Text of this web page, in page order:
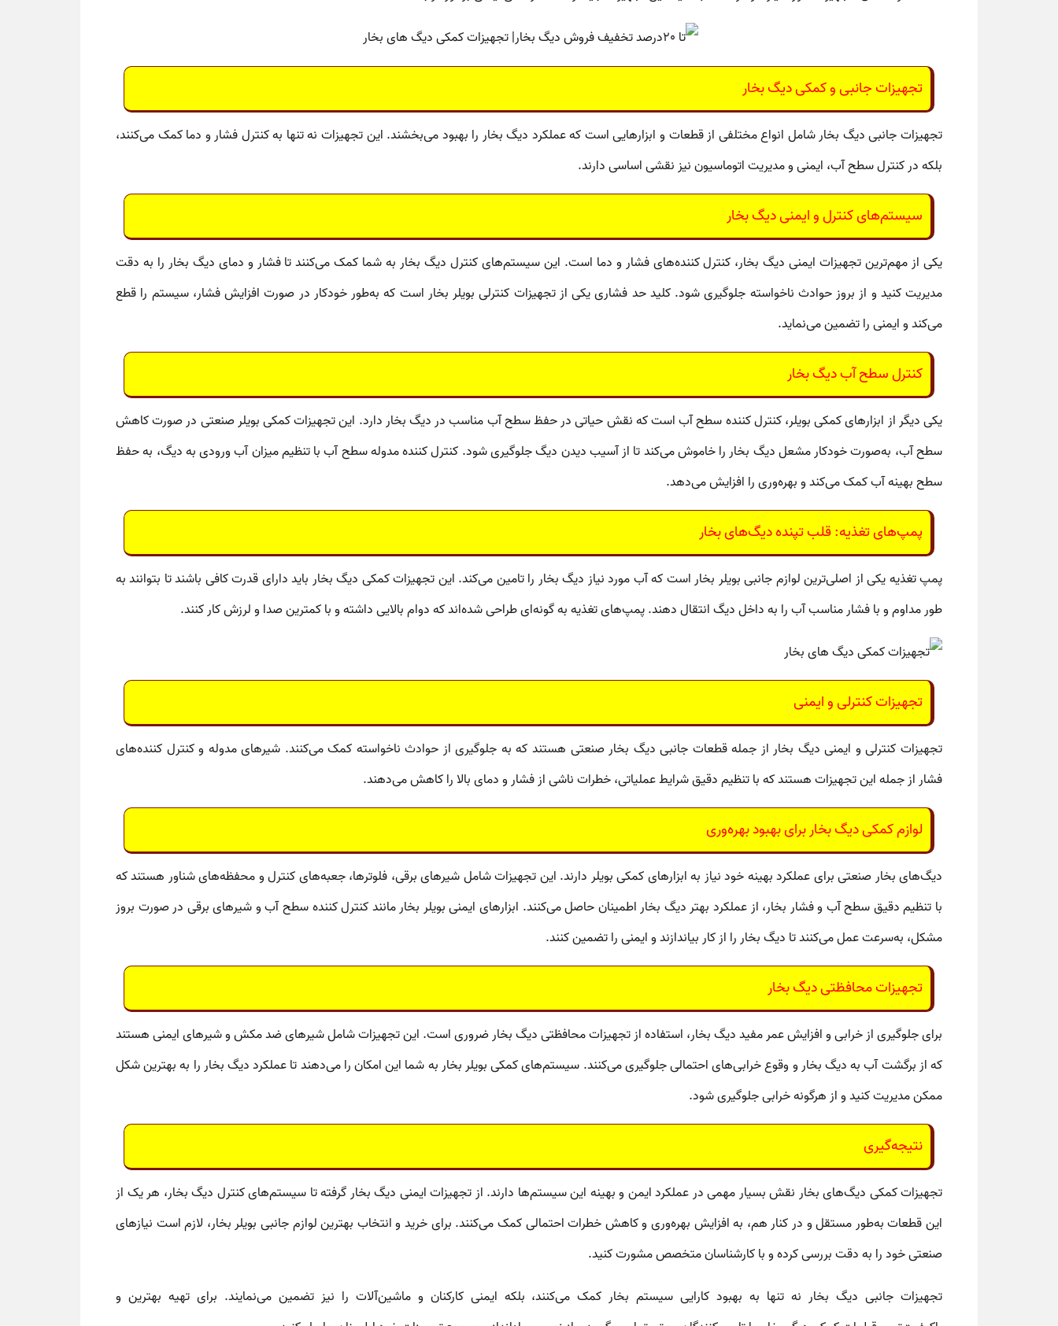
تجهیزات جانبی و کمکی دیگ بخار
تجهیزات جانبی دیگ بخارشامل انواع مختلفی از قطعات و ابزارهایی است که عملکرد دیگ بخار را بهبود می‌بخشند. این تجهیزات نه تنها به کنترل فشار و دما کمک می‌کنند،
بلکه در کنترل سطح آب، ایمنی و مدیریت اتوماسیون نیز نقشی اساسی دارند.
سیستم‌های کنترل و ایمنی دیگ بخار
یکی از مهم‌ترینتجهیزات ایمنی دیگ بخار، کنترل کننده‌های فشار و دما است. اینسیستم‌های کنترل دیگ بخار به شما کمک می‌کنند تا فشار و دمای دیگ بخار را به دقت
مدیریت کنید و از بروز حوادث ناخواسته جلوگیری شود.کلید حد فشارییکی ازتجهیزات کنترلی بویلر بخار است که به‌طور خودکار در صورت افزایش فشار، سیستم را قطع
می‌کند و ایمنی را تضمین می‌نماید.
کنترل سطح آب دیگ بخار
یکی دیگر از ابزارهای کمکی بویلر،کنترل کننده سطح آباست که نقش حیاتی در حفظ سطح آب مناسب در دیگ بخار دارد. اینتجهیزات کمکی بویلر صنعتی در صورت کاهش
سطح آب، به‌صورت خودکار مشعل دیگ بخار را خاموش می‌کند تا از آسیب دیدن دیگ جلوگیری شود. کنترل کننده مدوله سطح آببا تنظیم میزان آب ورودی به دیگ، به حفظ
سطح بهینه آب کمک می‌کند و بهره‌وری را افزایش می‌دهد.
پمپ‌های تغذیه: قلب تپنده دیگ‌های بخار
پمپ تغذیهیکی از اصلی‌ترینلوازم جانبی بویلر بخار است که آب مورد نیاز دیگ بخار را تامین می‌کند. اینتجهیزات کمکی دیگ بخار باید دارای قدرت کافی باشند تا بتوانند به
طور مداوم و با فشار مناسب آب را به داخل دیگ انتقال دهند. پمپ‌های تغذیه به گونه‌ای طراحی شده‌اند که دوام بالایی داشته و با کمترین صدا و لرزش کار کنند.
تجهیزات کنترلی و ایمنی
تجهیزات کنترلی و ایمنی دیگ بخار از جملهقطعات جانبی دیگ بخار صنعتی هستند که به جلوگیری از حوادث ناخواسته کمک می‌کنند. شیرهای مدوله وکنترل کننده‌های
فشار از جمله این تجهیزات هستند که با تنظیم دقیق شرایط عملیاتی، خطرات ناشی از فشار و دمای بالا را کاهش می‌دهند.
لوازم کمکی دیگ بخار برای بهبود بهره‌وری
دیگ‌های بخار صنعتی برای عملکرد بهینه خود نیاز بهابزارهای کمکی بویلر دارند. این تجهیزات شاملشیرهای برقی، فلوترها،جعبه‌های کنترلومحفظه‌های شناور هستند که
با تنظیم دقیق سطح آب و فشار بخار، از عملکرد بهتر دیگ بخار اطمینان حاصل می‌کنند. ابزارهای ایمنی بویلر بخارمانندکنترل کننده سطح آبوشیرهای برقی در صورت بروز
مشکل، به‌سرعت عمل می‌کنند تا دیگ بخار را از کار بیاندازند و ایمنی را تضمین کنند.
تجهیزات محافظتی دیگ بخار
برای جلوگیری از خرابی و افزایش عمر مفید دیگ بخار، استفاده ازتجهیزات محافظتی دیگ بخارضروری است. این تجهیزات شاملشیرهای ضد مکشوشیرهای ایمنیهستند
که از برگشت آب به دیگ بخار و وقوع خرابی‌های احتمالی جلوگیری می‌کنند. سیستم‌های کمکی بویلر بخار به شما این امکان را می‌دهند تا عملکرد دیگ بخار را به بهترین شکل
ممکن مدیریت کنید و از هرگونه خرابی جلوگیری شود.
نتیجه‌گیری
تجهیزات کمکی دیگ‌های بخار نقش بسیار مهمی در عملکرد ایمن و بهینه این سیستم‌ها دارند. از تجهیزات ایمنی دیگ بخار گرفته تا سیستم‌های کنترل دیگ بخار، هر یک از
این قطعات به‌طور مستقل و در کنار هم، به افزایش بهره‌وری و کاهش خطرات احتمالی کمک می‌کنند. برای خرید و انتخاب بهترینلوازم جانبی بویلر بخار، لازم است نیازهای
صنعتی خود را به دقت بررسی کرده و با کارشناسان متخصص مشورت کنید.
تجهیزات جانبی دیگ بخار نه تنها به بهبود کارایی سیستم بخار کمک می‌کنند، بلکه ایمنی کارکنان و ماشین‌آلات را نیز تضمین می‌نمایند. برای تهیه بهترین و